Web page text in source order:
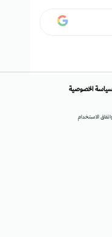
الاستخدام
الخصوصية